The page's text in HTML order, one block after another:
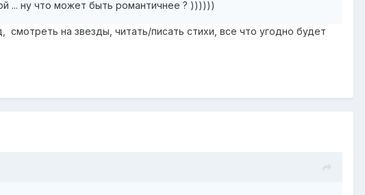
... ну что может быть романтичнее ? ))))))
на звезды, читать/писать стихи, все что угодно будет